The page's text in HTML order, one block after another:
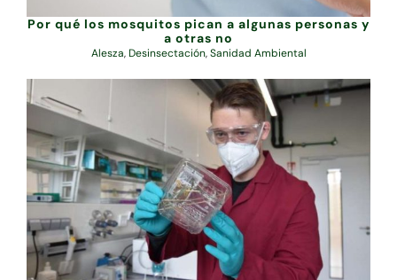
Por qué los mosquitos pican a algunas personas y
a otras no
Alesza,Desinsectación,Sanidad Ambiental